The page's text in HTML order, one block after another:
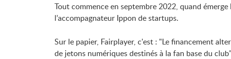
Tout commence en septembre 2022, quand
l’accompagnateur Ippon de startups.
Sur le papier, Fairplayer, c'est : "Le financement
de jetons numériques destinés à la fan base du